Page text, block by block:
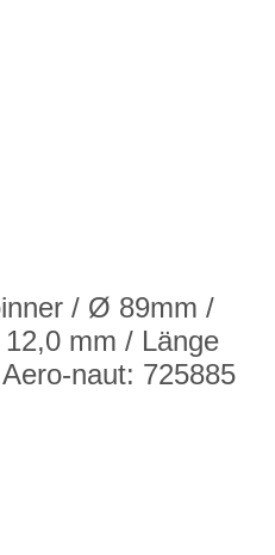
/ Ø 89mm /
mm / Länge
naut: 725885